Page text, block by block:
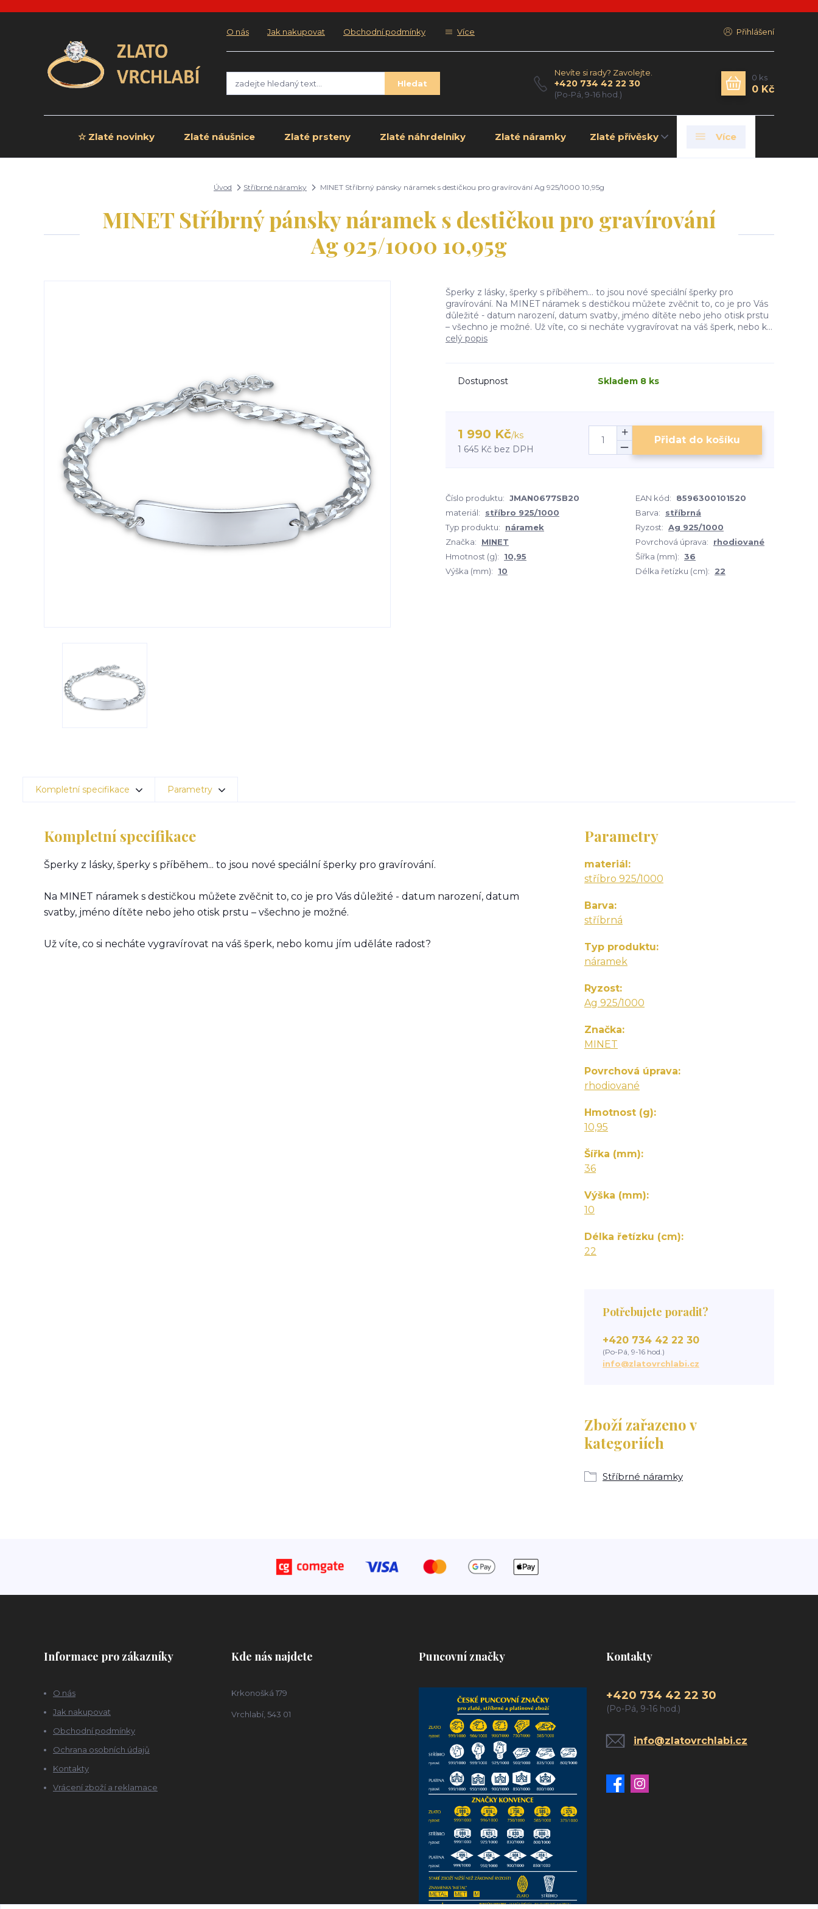
O nás Jak nakupovat Obchodní podmínky Více Přihlášení
Hledat
Nevíte si rady? Zavolejte.
+420 734 42 22 30
(Po-Pá, 9-16 hod.)
0 ks
0 Kč
☆ Zlaté novinky Zlaté náušnice Zlaté prsteny Zlaté náhrdelníky Zlaté náramky Zlaté přívěsky Více
Úvod Stříbrné náramky MINET Stříbrný pánsky náramek s destičkou pro gravírování Ag 925/1000 10,95g
MINET Stříbrný pánsky náramek s destičkou pro gravírování
Ag 925/1000 10,95g
Šperky z lásky, šperky s příběhem... to jsou nové speciální šperky pro
gravírování. Na MINET náramek s destičkou můžete zvěčnit to, co je pro Vás
důležité - datum narození, datum svatby, jméno dítěte nebo jeho otisk prstu
– všechno je možné. Už víte, co si necháte vygravírovat na váš šperk, nebo k...
celý popis
Dostupnost Skladem 8 ks
1 990 Kč/ks
1 645 Kč bez DPH
Přidat do košíku
Číslo produktu: JMAN0677SB20 EAN kód:
8596300101520
materiál:
stříbro 925/1000 Barva:
stříbrná
Typ produktu:
náramek Ryzost: Ag 925/1000
Značka:
MINET Povrchová úprava:
rhodiované
Hmotnost (g):
10,95 Šířka (mm): 36
Výška (mm):
10 Délka řetízku (cm): 22
Kompletní specifikace Parametry
Kompletní specifikace
Šperky z lásky, šperky s příběhem... to jsou nové speciální šperky pro gravírování.
Na MINET náramek s destičkou můžete zvěčnit to, co je pro Vás důležité - datum narození, datum
svatby, jméno dítěte nebo jeho otisk prstu – všechno je možné.
Už víte, co si necháte vygravírovat na váš šperk, nebo komu jím uděláte radost?
Parametry
materiál
stříbro 925/1000
Barva
stříbrná
Typ produktu
náramek
Ryzost
Ag 925/1000
Značka
MINET
Povrchová úprava
rhodiované
Hmotnost (g)
10,95
Šířka (mm)
36
Výška (mm)
10
Délka řetízku (cm)
22
Zboží zařazeno v
kategoriích
Stříbrné náramky
Potřebujete poradit?
+420 734 42 22 30
(Po-Pá, 9-16 hod.)
info@zlatovrchlabi.cz
Informace pro zákazníky
O nás
Jak nakupovat
Obchodní podmínky
Ochrana osobních údajů
Kontakty
Vrácení zboží a reklamace
Kde nás najdete
Krkonošká 179
Vrchlabí, 543 01
Puncovní značky Kontakty
+420 734 42 22 30
(Po-Pá, 9-16 hod.)
info@zlatovrchlabi.cz